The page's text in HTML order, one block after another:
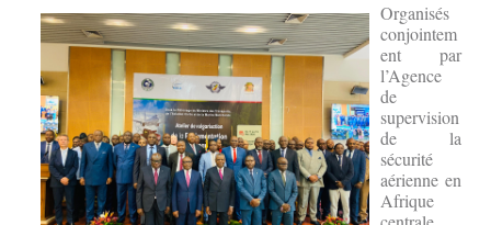
Organisés
conjointem
ent par
l’Agence
de
supervision
de la
sécurité
aérienne en
Afrique